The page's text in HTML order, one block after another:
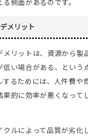
側面があるのです。
メリット
メリットは、資源から製
低い場合がある、という
するためには、人件費や
果的に効率が悪くなって
クルによって品質が劣化